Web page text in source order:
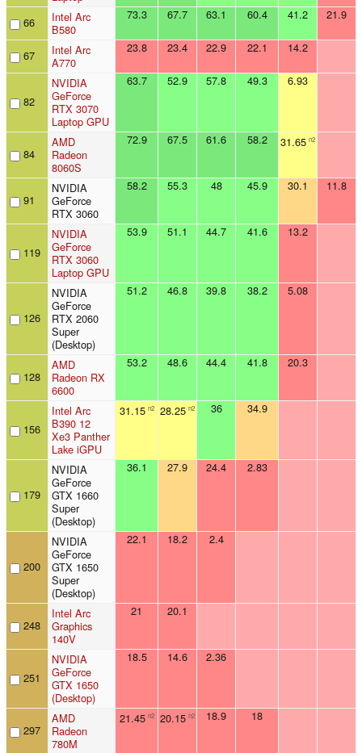
66
Intel Arc
B580
73.3 67.7 63.1 60.4 41.2 21.9
67
Intel Arc
A770
23.8 23.4 22.9 22.1 14.2
82
NVIDIA
GeForce
RTX 3070
Laptop GPU
63.7 52.9 57.8 49.3 6.93
84
AMD
Radeon
8060S
72.9 67.5 61.6 58.2 31.65 n2
91
NVIDIA
GeForce
RTX 3060
58.2 55.3 48 45.9 30.1 11.8
119
NVIDIA
GeForce
RTX 3060
Laptop GPU
53.9 51.1 44.7 41.6 13.2
126
NVIDIA
GeForce
RTX 2060
Super
(Desktop)
51.2 46.8 39.8 38.2 5.08
128
AMD
Radeon RX
6600
53.2 48.6 44.4 41.8 20.3
156
Intel Arc
B390 12
Xe3 Panther
Lake iGPU
31.15 n2 28.25 n2 36 34.9
179
NVIDIA
GeForce
GTX 1660
Super
(Desktop)
36.1 27.9 24.4 2.83
200
NVIDIA
GeForce
GTX 1650
Super
(Desktop)
22.1 18.2 2.4
248
Intel Arc
Graphics
140V
21 20.1
251
NVIDIA
GeForce
GTX 1650
(Desktop)
18.5 14.6 2.36
297
AMD
Radeon
780M
21.45 n2 20.15 n2 18.9 18